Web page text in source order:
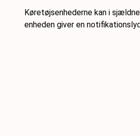
Køretøjsenhederne kan i
enheden giver en